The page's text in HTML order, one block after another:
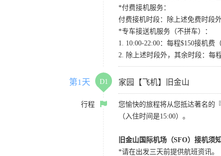
*付费接机服务：
付费接机时段：除上述免费时段
*专车接送机服务（不拼车）：
1. 10:00-22:00：每程$150接机
2. 除上述时段外，其余时段：每
第1天 D1 家园【飞机】旧金山
行程
您愉快的旅程将从您抵达著名的
（入住时间是15:00）。
旧金山国际机场（SFO）接机须
*请在出发三天前提供航班资讯。